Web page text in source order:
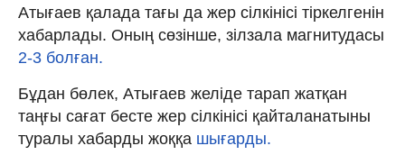
Атығаев қалада тағы да жер сілкінісі тіркелгенін
хабарлады. Оның сөзінше, зілзала магнитудасы
2-3 болған.
Бұдан бөлек, Атығаев желіде тарап жатқан
таңғы сағат бесте жер сілкінісі қайталанатыны
туралы хабарды жоққа шығарды.